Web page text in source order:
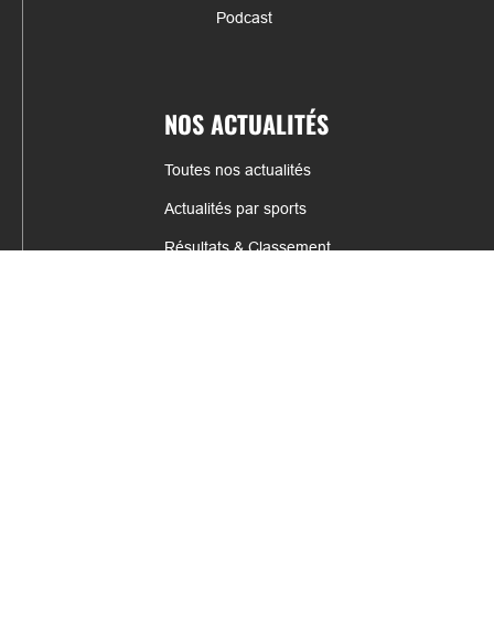
Podcast
NOS ACTUALITÉS
Toutes nos actualités
Actualités par sports
Résultats & Classement